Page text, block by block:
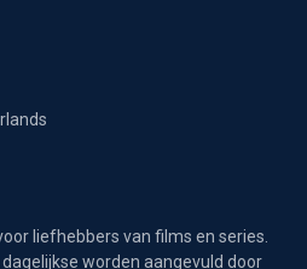
liefhebbers van films en series.
worden aangevuld door